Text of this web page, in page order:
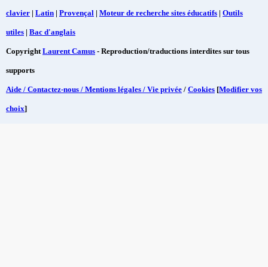
clavier | Latin | Provençal | Moteur de recherche sites éducatifs | Outils
utiles | Bac d'anglais
CopyrightLaurent Camus - Reproduction/traductions interdites sur tous
supports
Aide / Contactez-nous / Mentions légales / Vie privée / Cookies [Modifier vos
choix]